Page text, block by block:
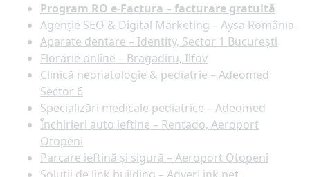
Program RO e-Factura – facturare gratuită
Agenție SEO & Digital Marketing – Aysa România
Aparate dentare – Identity, Sector 1 București
Florărie online – Bragadiru, Ilfov
Clinică neonatologie & pediatrie – Adeomed
Sector 6
Specializări medicale pediatrice – Adeomed
Închirieri auto ieftine – Rentado, Aeroport
Otopeni
Parcare ieftină și sigură – Aeroport Otopeni